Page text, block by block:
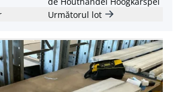
Următorul lot